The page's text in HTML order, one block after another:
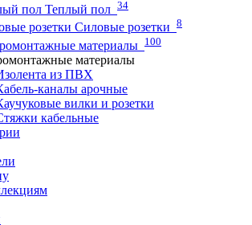
Теплый пол 34
Силовые розетки 8
материалы 100
материалы
из ПВХ
каналы арочные
вилки и розетки
кабельные